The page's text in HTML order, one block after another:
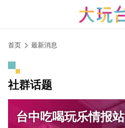
首页 最新消息
社群话题
台中吃喝玩乐情报站